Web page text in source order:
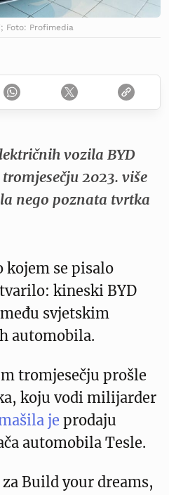
Foto: Profimedia
vozila BYD
2023. više
nego poznata tvrtka
kojem se pisalo
kineski BYD
svjetskim
automobila.
tromjesečju prošle
koju vodi milijarder
je prodaju
automobila Tesle.
Build your dreams,